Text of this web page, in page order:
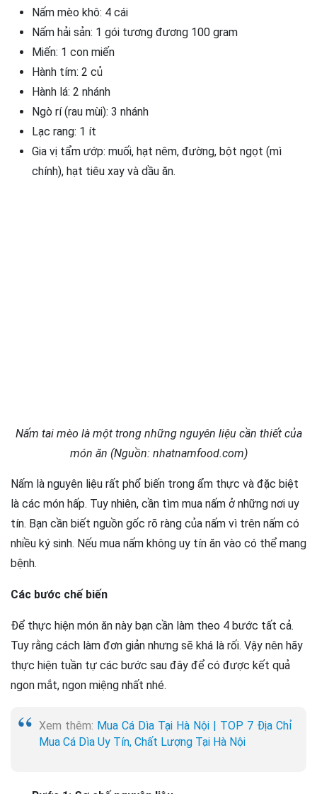
Nấm mèo khô: 4 cái
Nấm hải sản: 1 gói tương đương 100 gram
Miến: 1 con miến
Hành tím: 2 củ
Hành lá: 2 nhánh
Ngò rí (rau mùi): 3 nhánh
Lạc rang: 1 ít
Gia vị tẩm ướp: muối, hạt nêm, đường, bột ngọt (mì
chính), hạt tiêu xay và dầu ăn.
Nấm tai mèo là một trong những nguyên liệu cần thiết của
món ăn (Nguồn: nhatnamfood.com)
Nấm là nguyên liệu rất phổ biến trong ẩm thực và đặc biệt
là các món hấp. Tuy nhiên, cần tìm mua nấm ở những nơi uy
tín. Bạn cần biết nguồn gốc rõ ràng của nấm vì trên nấm có
nhiều ký sinh. Nếu mua nấm không uy tín ăn vào có thể mang
bệnh.
Các bước chế biến
Để thực hiện món ăn này bạn cần làm theo 4 bước tất cả.
Tuy rằng cách làm đơn giản nhưng sẽ khá là rối. Vậy nên hãy
thực hiện tuần tự các bước sau đây để có được kết quả
ngon mắt, ngon miệng nhất nhé.
Xem thêm: Mua Cá Dìa Tại Hà Nội | TOP 7 Địa Chỉ
Mua Cá Dìa Uy Tín, Chất Lượng Tại Hà Nội